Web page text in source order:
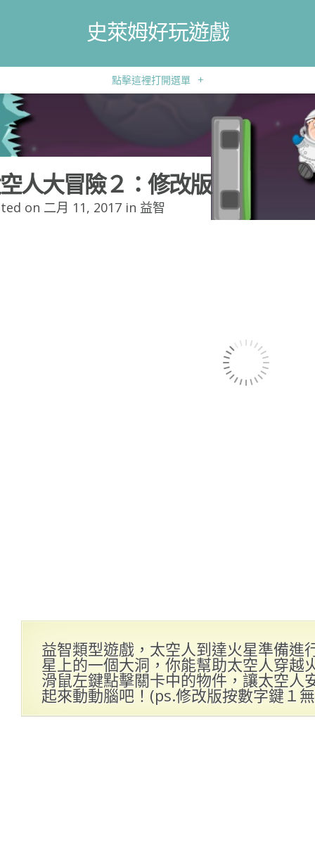
史萊姆好玩遊戲
點擊這裡打開選單 +
人大冒險２：修改版
on 二月 11, 2017 in 益智
益智類型遊戲，太空人到達火星準備進
星上的一個大洞，你能幫助太空人穿越
滑鼠左鍵點擊關卡中的物件，讓太空人
起來動動腦吧！(ps.修改版按數字鍵１